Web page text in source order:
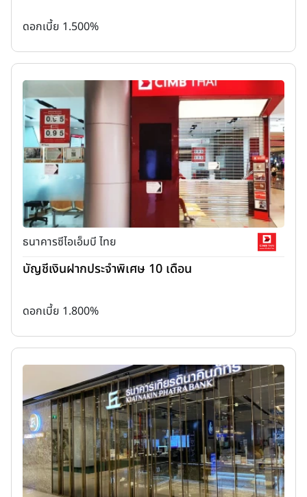
ดอกเบี้ย 1.500%
ธนาคารซีไอเอ็มบี ไทย
บัญชีเงินฝากประจำพิเศษ 10 เดือน
ดอกเบี้ย 1.800%